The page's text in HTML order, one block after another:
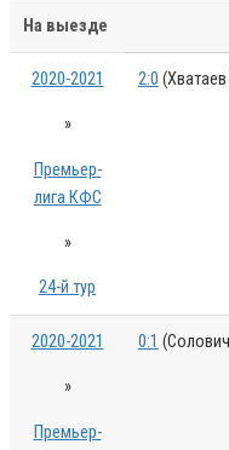
На выезде
2020-2021
»
Премьер-
лига КФС
»
24-й тур
2:0
2020-2021
»
Премьер-
0:1